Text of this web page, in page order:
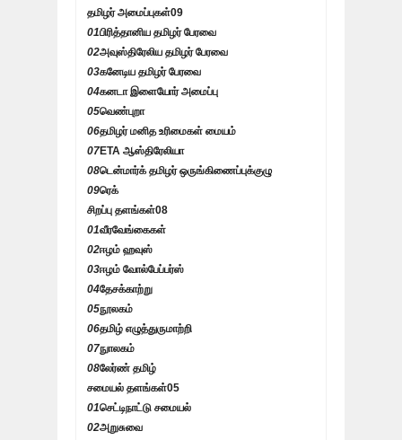
தமிழர் அமைப்புகள்09
01பிரித்தானிய தமிழர் பேரவை
02அவுஸ்திரேலிய தமிழர் பேரவை
03கனேடிய தமிழர் பேரவை
04கனடா இளையோர் அமைப்பு
05வெண்புறா
06தமிழர் மனித உரிமைகள் மையம்
07ETA ஆஸ்திரேலியா
08டென்மார்க் தமிழர் ஒருங்கிணைப்புக்குழு
09ரெக்
சிறப்பு தளங்கள்08
01வீரவேங்கைகள்
02ஈழம் ஹவுஸ்
03ஈழம் வோல்பேப்பர்ஸ்
04தேசக்காற்று
05நூலகம்
06தமிழ் எழுத்துருமாற்றி
07நுாலகம்
08லேர்ண் தமிழ்
சமையல் தளங்கள்05
01செட்டிநாட்டு சமையல்
02அறுசுவை